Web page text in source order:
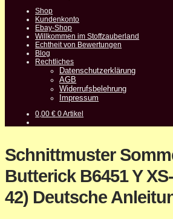
Shop
Kundenkonto
Ebay-Shop
Willkommen im Stoffzauberland
Echtheit von Bewertungen
Blog
Rechtliches
Datenschutzerklärung
AGB
Widerrufsbelehrung
Impressum
0,00€ 0 Artikel
Schnittmuster
Butterick B6451 Y
42) Deutsche